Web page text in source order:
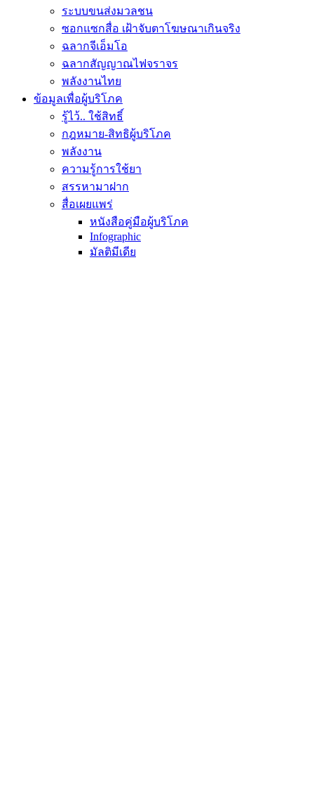
ระบบขนส่งมวลชน
ซอกแซกสื่อ เฝ้าจับตาโฆษณาเกินจริง
ฉลากจีเอ็มโอ
ฉลากสัญญาณไฟจราจร
พลังงานไทย
ข้อมูลเพื่อผู้บริโภค
รู้ไว้.. ใช้สิทธิ์
กฎหมาย-สิทธิผู้บริโภค
พลังงาน
ความรู้การใช้ยา
สรรหามาฝาก
สื่อเผยแพร่
หนังสือคู่มือผู้บริโภค
Infographic
มัลติมีเดีย